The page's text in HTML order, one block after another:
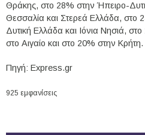
Θράκης, στο 28% στην Ήπειρο-
Θεσσαλία και Στερεά Ελλάδα, στο
Δυτική Ελλάδα και Ιόνια Νησιά,
στο Αιγαίο και στο 20% στην Κρήτη.
Πηγή: Express.gr
925 εμφανίσεις